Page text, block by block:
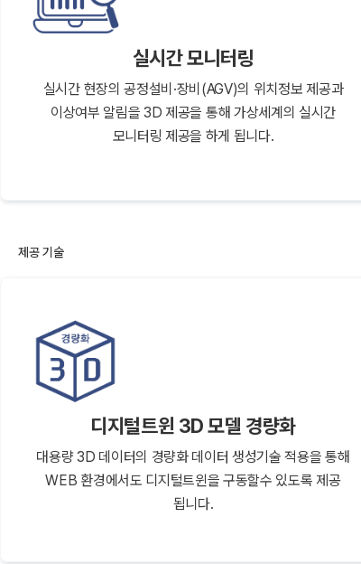
실시간 모니터링
실시간 현장의 공정설비·장비(AGV)의 위치정보 제공과
이상여부 알림을 3D 제공을 통해 가상세계의 실시간
모니터링 제공을 하게 됩니다.
제공 기술
디지털트윈 3D 모델 경량화
대용량 3D 데이터의 경량화 데이터 생성기술 적용을 통해
WEB 환경에서도 디지털트윈을 구동할수 있도록 제공
됩니다.